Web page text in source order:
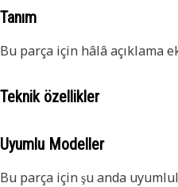
Tanım
Bu parça için hâlâ açıklama
Teknik özellikler
Uyumlu Modeller
Bu parça için şu anda